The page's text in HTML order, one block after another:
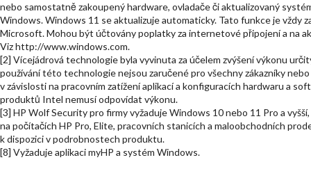
nebo samostatně zakoupený hardware, ovladače či aktualizovaný
Windows. Windows 11 se aktualizuje automaticky. Tato funkce je
Microsoft. Mohou být účtovány poplatky za internetové připojení a na
Viz http://www.windows.com.
[2] Vícejádrová technologie byla vyvinuta za účelem zvýšení výkonu
používání této technologie nejsou zaručené pro všechny zákazníky
v závislosti na pracovním zatížení aplikací a konfiguracích hardwaru a
produktů Intel nemusí odpovídat výkonu.
[3] HP Wolf Security pro firmy vyžaduje Windows 10 nebo 11 Pro a
na počítačích HP Pro, Elite, pracovních stanicích a maloobchodních
k dispozici v podrobnostech produktu.
[8] Vyžaduje aplikaci myHP a systém Windows.